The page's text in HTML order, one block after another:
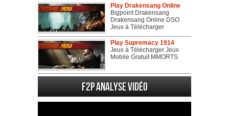
Play Drakensang Online
Bigpoint Drakensang
Drakensang Online DSO
Jeux à Télécharger
Play Supremacy 1914
Jeux à Télécharger Jeux
Mobile Gratuit MMORTS
F2P Analyse vidéo